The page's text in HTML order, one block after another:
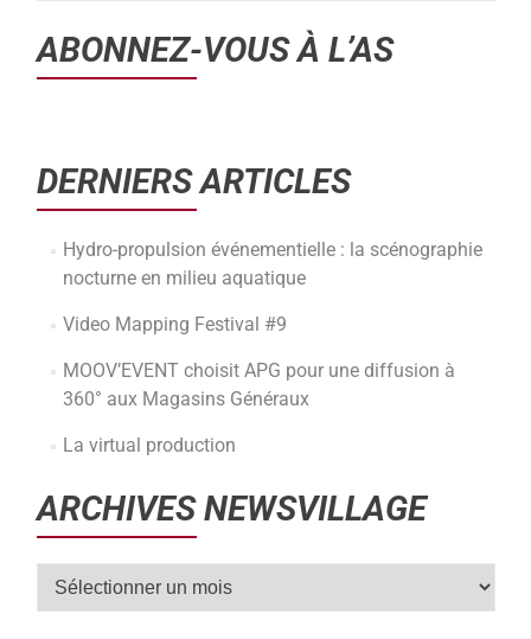
ABONNEZ-VOUS À L’AS
DERNIERS ARTICLES
Hydro-propulsion événementielle : la scénographie
nocturne en milieu aquatique
Video Mapping Festival #9
MOOV’EVENT choisit APG pour une diffusion à
360° aux Magasins Généraux
La virtual production
ARCHIVES NEWSVILLAGE